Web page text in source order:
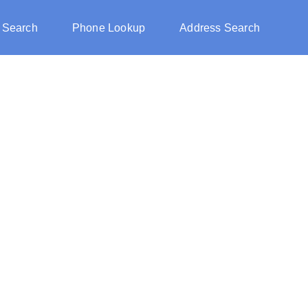
Phone Lookup Address Search